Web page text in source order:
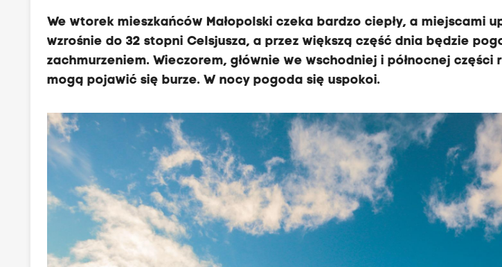
We wtorek mieszkańców Małopolski czeka bardzo ciepły, a miejscami
wzrośnie do 32 stopni Celsjusza, a przez większą część dnia będzie
zachmurzeniem. Wieczorem, głównie we wschodniej i północnej części
mogą pojawić się burze. W nocy pogoda się uspokoi.